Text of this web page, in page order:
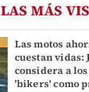
LAS MÁS
Las motos
cuestan vidas:
considera a
'bikers' como